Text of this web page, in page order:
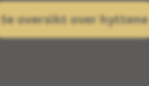
Se oversikt over hyttene